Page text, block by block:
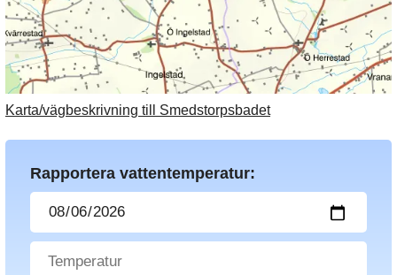
Karta/vägbeskrivning till Smedstorpsbadet
Rapportera vattentemperatur: